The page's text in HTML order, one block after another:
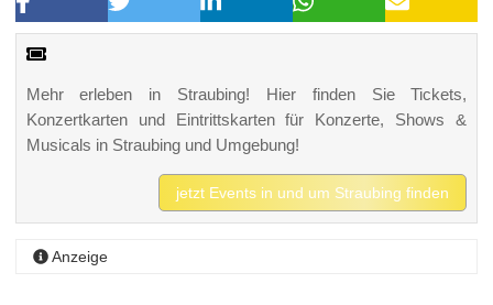
Mehr erleben in Straubing! Hier finden Sie Tickets,
Konzertkarten und Eintrittskarten für Konzerte, Shows &
Musicals in Straubing und Umgebung!
jetzt Events in und um Straubing finden
Anzeige